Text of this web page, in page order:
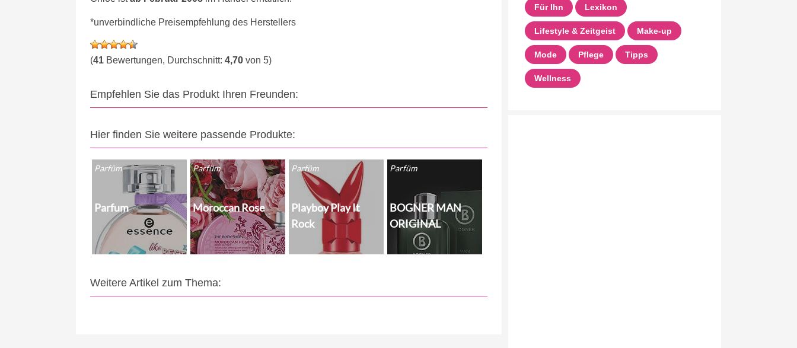
*unverbindliche Preisempfehlung des Herstellers
(41 Bewertungen, Durchschnitt: 4,70 von 5)
Empfehlen Sie das Produkt Ihren Freunden:
Hier finden Sie weitere passende Produkte:
Parfüm
Parfum
Parfüm
Moroccan Rose
Parfüm
Playboy Play It
Rock
Parfüm
BOGNER MAN
ORIGINAL
Weitere Artikel zum Thema:
Für Ihn Lexikon
Lifestyle & Zeitgeist Make-up
Mode Pflege Tipps
Wellness